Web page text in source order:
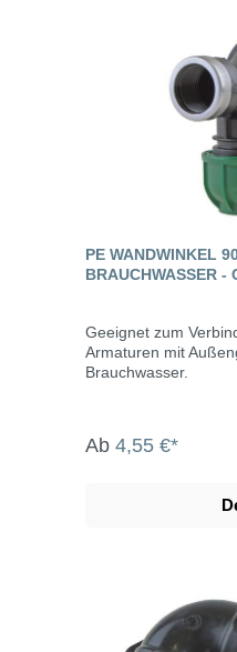
PE WANDWINKEL
BRAUCHWASSER -
Geeignet zum
Armaturen mit
Brauchwasser.
Ab 4,55 €*